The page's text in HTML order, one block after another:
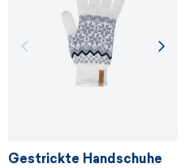
Gestrickte Handschuhe